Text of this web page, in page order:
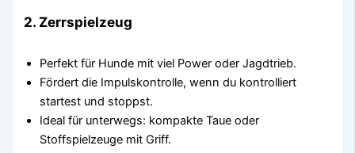
2. Zerrspielzeug
Perfekt für Hunde mit viel Power oder Jagdtrieb.
Fördert die Impulskontrolle, wenn du kontrolliert
startest und stoppst.
Ideal für unterwegs: kompakte Taue oder
Stoffspielzeuge mit Griff.